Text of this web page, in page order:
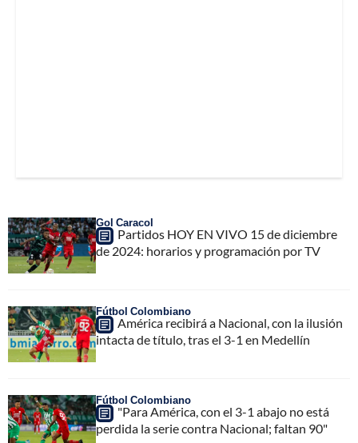
Gol Caracol
Partidos HOY EN VIVO 15 de diciembre
de 2024: horarios y programación por TV
Fútbol Colombiano
América recibirá a Nacional, con la ilusión
intacta de título, tras el 3-1 en Medellín
Fútbol Colombiano
"Para América, con el 3-1 abajo no está
perdida la serie contra Nacional; faltan 90"